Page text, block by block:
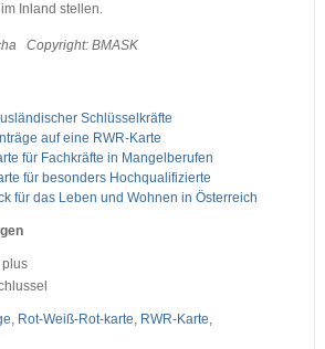
Inland stellen.
Copyright: BMASK
Schlüsselkräfte
auf eine RWR-Karte
für Fachkräfte in Mangelberufen
für besonders Hochqualifizierte
für das Leben und Wohnen in Österreich
plus
, Rot-Weiß-Rot-karte, RWR-Karte,